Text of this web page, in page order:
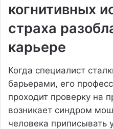
когнитивных
страха
карьере
Когда специалист
барьерами, его
проходит проверку на
возникает синдром
человека приписывать